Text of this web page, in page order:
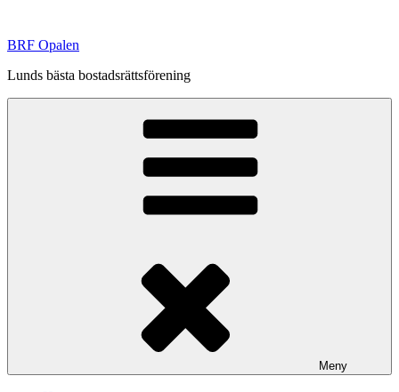
innehåll
BRF Opalen
Lunds bästa bostadsrättsförening
Meny